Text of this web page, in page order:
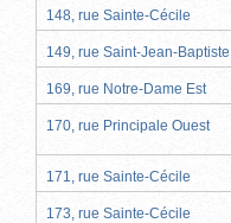
148, rue Sainte-Cécile
149, rue Saint-Jean-
169, rue Notre-Dame Est
170, rue Principale Ouest
171, rue Sainte-Cécile
173, rue Sainte-Cécile